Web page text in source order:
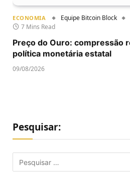
ECONOMIA Equipe Bitcoin Block
7 Mins Read
Preço do Ouro: compressão
política monetária estatal
09/08/2026
Pesquisar: